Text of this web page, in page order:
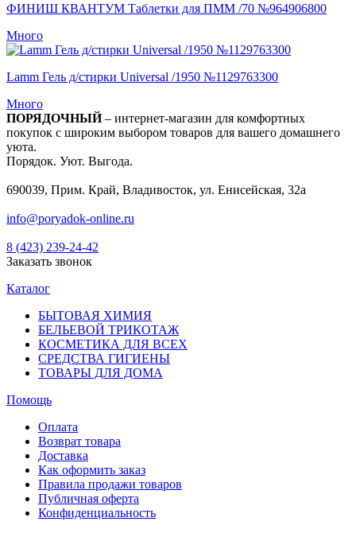
ФИНИШ КВАНТУМ Таблетки для ПММ /70 №964906800
Много
Lamm Гель д/стирки Universal /1950 №1129763300
Много
ПОРЯДОЧНЫЙ– интернет-магазин для комфортных
покупок с широким выбором товаров для вашего домашнего
уюта.
Порядок. Уют. Выгода.
690039, Прим. Край, Владивосток, ул. Енисейская, 32а
info@poryadok-online.ru
8 (423) 239-24-42
Заказать звонок
Каталог
БЫТОВАЯ ХИМИЯ
БЕЛЬЕВОЙ ТРИКОТАЖ
КОСМЕТИКА ДЛЯ ВСЕХ
СРЕДСТВА ГИГИЕНЫ
ТОВАРЫ ДЛЯ ДОМА
Помощь
Оплата
Возврат товара
Доставка
Как оформить заказ
Правила продажи товаров
Публичная оферта
Конфиденциальность